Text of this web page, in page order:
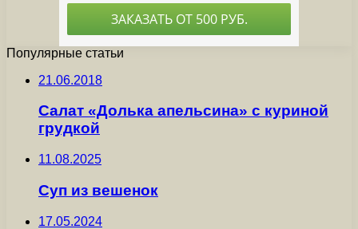
Популярные статьи
21.06.2018
Салат «Долька апельсина» с куриной
грудкой
11.08.2025
Суп из вешенок
17.05.2024